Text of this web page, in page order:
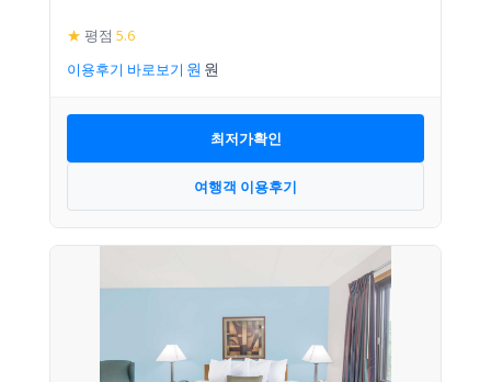
★ 평점 5.6
이용후기 바로보기
최저가확인
여행객 이용후기